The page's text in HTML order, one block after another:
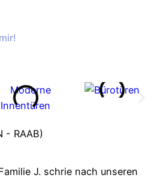
- RAAB)
J. schrie nach unseren